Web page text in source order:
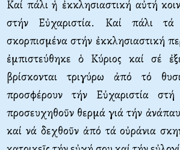
Καί πάλι ἡ ἐκκλησιαστική αὐτή
στήν Εὐχαριστία. Καί πάλι
σκορπισμένα στήν ἐκκλησιαστική
ἐμπιστεύθηκε ὁ Κύριος καί σέ
βρίσκονται τριγύρω ἀπό τό
προσφέρουν τήν Εὐχαριστία
προσευχηθοῦν θερμά γιά τήν
καί νά δεχθοῦν ἀπό τά οὐράνια